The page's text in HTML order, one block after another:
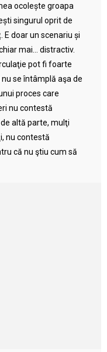
ocolește groapa
singurul oprit de
E doar un scenariu și
mai… distractiv.
pot fi foarte
se întâmplă aşa de
proces care
nu contestă
altă parte, mulţi
nu contestă
că nu ştiu cum să